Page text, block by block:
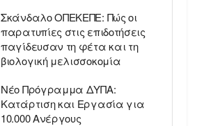
Σκάνδαλο ΟΠΕΚΕΠΕ: Πώς οι
παρατυπίες στις επιδοτήσεις
παγίδευσαν τη φέτα και τη
βιολογική μελισσοκομία
Νέο Πρόγραμμα ΔΥΠΑ:
Κατάρτιση και Εργασία για
10.000 Ανέργους